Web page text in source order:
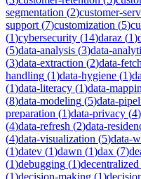
segmentation (2)customer-
support (7)customization (5)
(1)cybersecurity (14)daraz (1)
(5)data-analysis (3)data-
(3)data-extraction (2)data-
handling (1)data-hygiene (1)
(1)data-literacy (1)data-
(8)data-modeling (5)data-
preparation (1)data-privacy (4)
(4)data-refresh (2)data-
(4)data-visualization (5)data-
(1)datev (1)dawn (1)dax (7)
(1)debugging (1)decentralized
(1)decision-making (1)